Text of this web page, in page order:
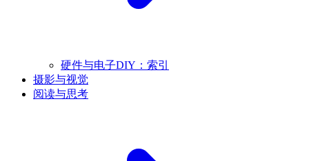
硬件与电子DIY：索引
摄影与视觉
阅读与思考